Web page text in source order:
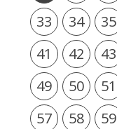
33
34 35
41
42 43
49
50 51
57
58 59